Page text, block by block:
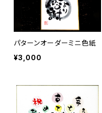
パターンオーダーミニ色紙
¥3,000